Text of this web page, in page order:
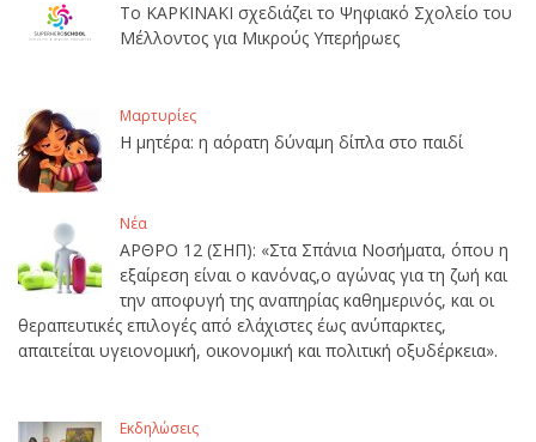
Το ΚΑΡΚΙΝΑΚΙ σχεδιάζει το Ψηφιακό Σχολείο του
Μέλλοντος για Μικρούς Υπερήρωες
Μαρτυρίες
Η μητέρα: η αόρατη δύναμη δίπλα στο παιδί
Νέα
ΑΡΘΡΟ 12 (ΣΗΠ): «Στα Σπάνια Νοσήματα, όπου η
εξαίρεση είναι ο κανόνας,ο αγώνας για τη ζωή και
την αποφυγή της αναπηρίας καθημερινός, και οι
θεραπευτικές επιλογές από ελάχιστες έως ανύπαρκτες,
απαιτείται υγειονομική, οικονομική και πολιτική οξυδέρκεια».
Εκδηλώσεις